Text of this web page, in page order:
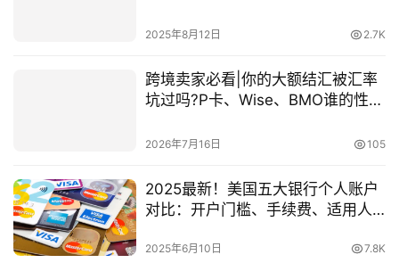
2025年8月12日 2.7K
跨境卖家必看|你的大额结汇被汇率
坑过吗?P卡、Wise、BMO谁的性价
2026年7月16日 105
2025最新！美国五大银行个人账户
对比：开户门槛、手续费、适用人
2025年6月10日 7.8K